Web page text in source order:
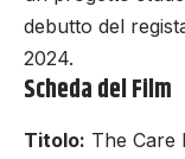
debutto del
2024.
Scheda del Film
Titolo: The Care